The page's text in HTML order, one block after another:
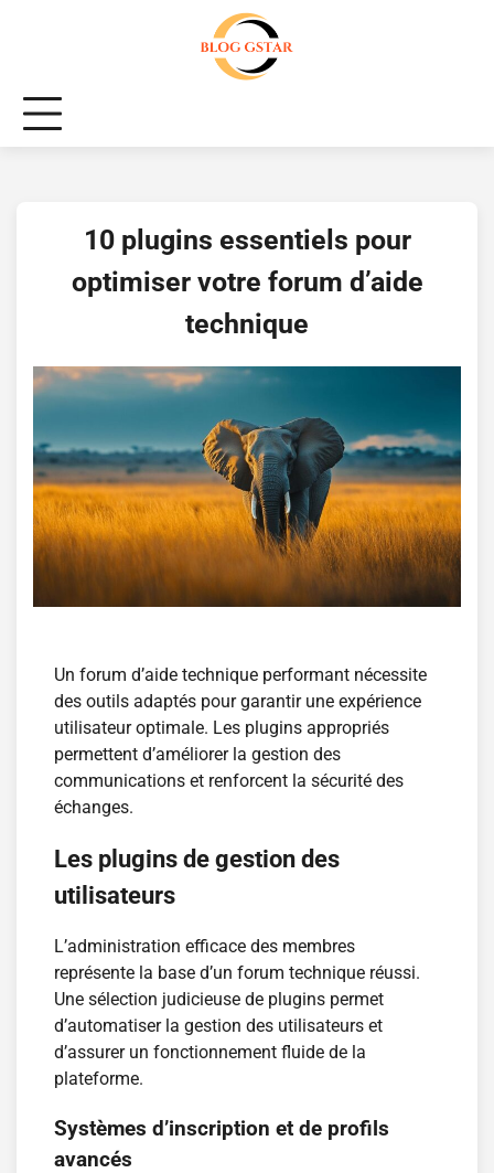
10 plugins essentiels pour
optimiser votre forum d’aide
technique
Un forum d’aide technique performant nécessite
des outils adaptés pour garantir une expérience
utilisateur optimale. Les plugins appropriés
permettent d’améliorer la gestion des
communications et renforcent la sécurité des
échanges.
Les plugins de gestion des
utilisateurs
L’administration efficace des membres
représente la base d’un forum technique réussi.
Une sélection judicieuse de plugins permet
d’automatiser la gestion des utilisateurs et
d’assurer un fonctionnement fluide de la
plateforme.
Systèmes d’inscription et de profils
avancés